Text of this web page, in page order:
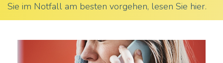
Sie im Notfall am besten vorgehen, lesen Sie hier.